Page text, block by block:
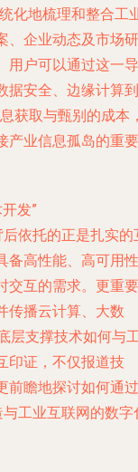
化地梳理和整合工
、企业动态及市场研
用户可以通过这一导
据安全、边缘计算到
获取与甄别的成本
产业信息孤岛的重要
发”
依托的正是扎实的
备高性能、高可用性
交互的需求。更重要
传播云计算、大数
层支撑技术如何与
印证，不仅报道技
前瞻地探讨如何通过
工业互联网的数字